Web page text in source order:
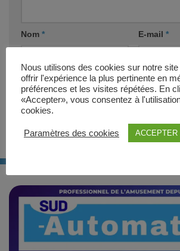
Nom * E-mail *
Site web
Nous utilisons des cookies sur notre
offrir l'expérience la plus pertinente en
préférences et les visites répétées. En
«Accepter», vous consentez à
cookies.
Paramètres des cookies ACCEPTER